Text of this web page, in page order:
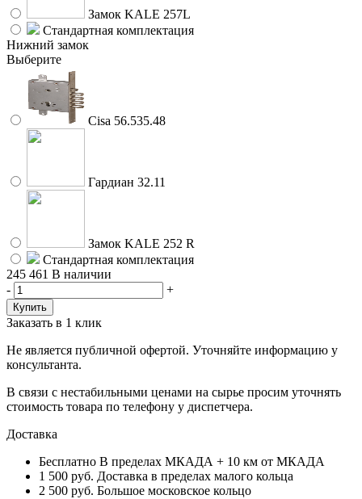
Замок KALE 257L
Стандартная комплектация
Нижний замок
Выберите
Cisa 56.535.48
Гардиан 32.11
Замок KALE 252 R
Стандартная комплектация
245 461 В наличии
-
+
Заказать в 1 клик
Не является публичной офертой. Уточняйте информацию у
консультанта.
В связи с нестабильными ценами на сырье просим уточнять
стоимость товара по телефону у диспетчера.
Доставка
Бесплатно В пределах МКАДА + 10 км от МКАДА
1 500 руб. Доставка в пределах малого кольца
2 500 руб. Большое московское кольцо